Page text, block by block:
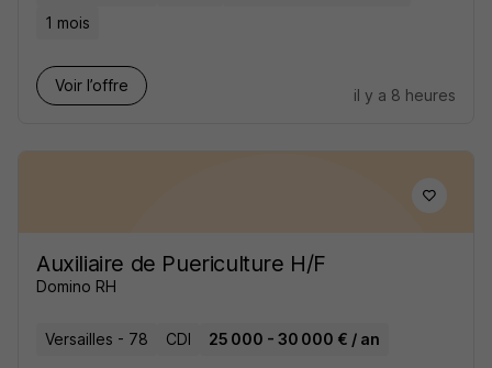
1 mois
Voir l’offre
il y a 8 heures
Auxiliaire de Puericulture H/F
Domino RH
Versailles - 78 CDI 25 000 - 30 000 € / an